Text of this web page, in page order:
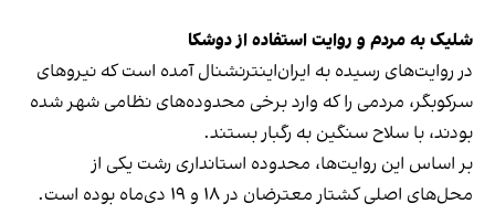
شلیک به مردم و روایت استفاده از دوشکا
در روایت‌های رسیده به ایران‌اینترنشنال آمده است که نیروهای
سرکوبگر، مردمی را که وارد برخی محدوده‌های نظامی شهر شده
بودند، با سلاح سنگین به رگبار بستند.
بر اساس این روایت‌ها، محدوده استانداری رشت یکی از
محل‌های اصلی کشتار معترضان در ۱۸ و ۱۹ دی‌ماه بوده است.